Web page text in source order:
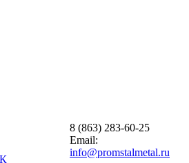
8 (863) 283-60-25
Email:
info@promstalmetal.ru